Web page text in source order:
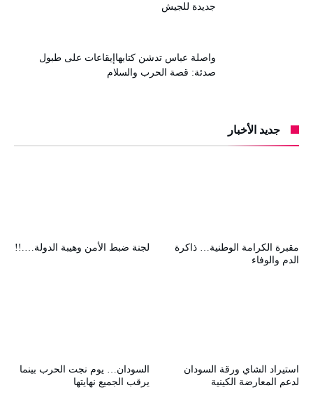
جديدة للجيش
واصلة عباس تدشن كتابهاإيقاعات على طبول
صدئة: قصة الحرب والسلام
جديد الأخبار
لجنة ضبط الأمن وهيبة الدولة….!!
مقبرة الكرامة الوطنية… ذاكرة
الدم والوفاء
السودان… يوم نجت الحرب بينما
يرقب الجميع نهايتها
استيراد الشاي ورقة السودان
لدعم المعارضة الكينية